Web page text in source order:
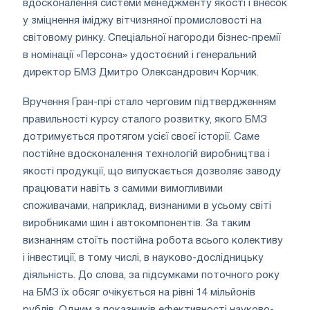
вдосконалення системи менеджменту якості і внесок
у зміцнення іміджу вітчизняної промисловості на
світовому ринку. Спеціальної нагороди бізнес-премії
в номінації «Персона» удостоєний і генеральний
директор БМЗ Дмитро Олександрович Корчик.
Вручення Гран-прі стало черговим підтвердженням
правильності курсу сталого розвитку, якого БМЗ
дотримується протягом усієї своєї історії. Саме
постійне вдосконалення технологій виробництва і
якості продукції, що випускається дозволяє заводу
працювати навіть з самими вимогливими
споживачами, наприклад, визнаними в усьому світі
виробниками шин і автокомпонентів. За таким
визнанням стоїть постійна робота всього колективу
і інвестиції, в тому числі, в науково-дослідницьку
діяльність. До слова, за підсумками поточного року
на БМЗ їх обсяг очікується на рівні 14 мільйонів